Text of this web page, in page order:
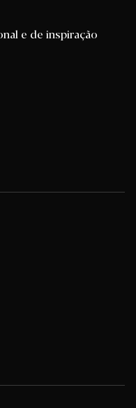
e de inspiração